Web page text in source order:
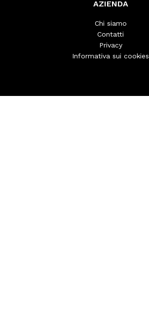
AZIENDA
Chi siamo
Contatti
Privacy
Informativa sui cookies